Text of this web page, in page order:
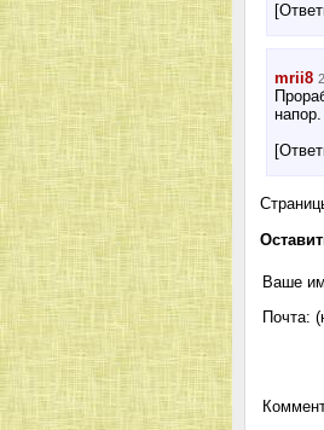
mrii8
Ваше
Почта: